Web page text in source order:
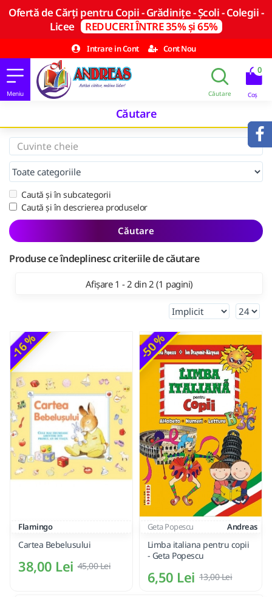
Ofertă de Cărți pentru Copii - Grădinițe - Școli - Colegii -
Licee REDUCERI ÎNTRE 35% și 65%
Intrare in Cont
Cont Nou
0
Căutare
Caută și în subcategorii
Caută și în descrierea produselor
Căutare
Produse ce îndeplinesc criteriile de căutare
Afișare 1 - 2 din 2 (1 pagini)
-16 %
Flamingo
Cartea Bebelusului
38,00 Lei 45,00 Lei
-50 %
Geta Popescu Andreas
Limba italiana pentru copii
- Geta Popescu
6,50 Lei 13,00 Lei